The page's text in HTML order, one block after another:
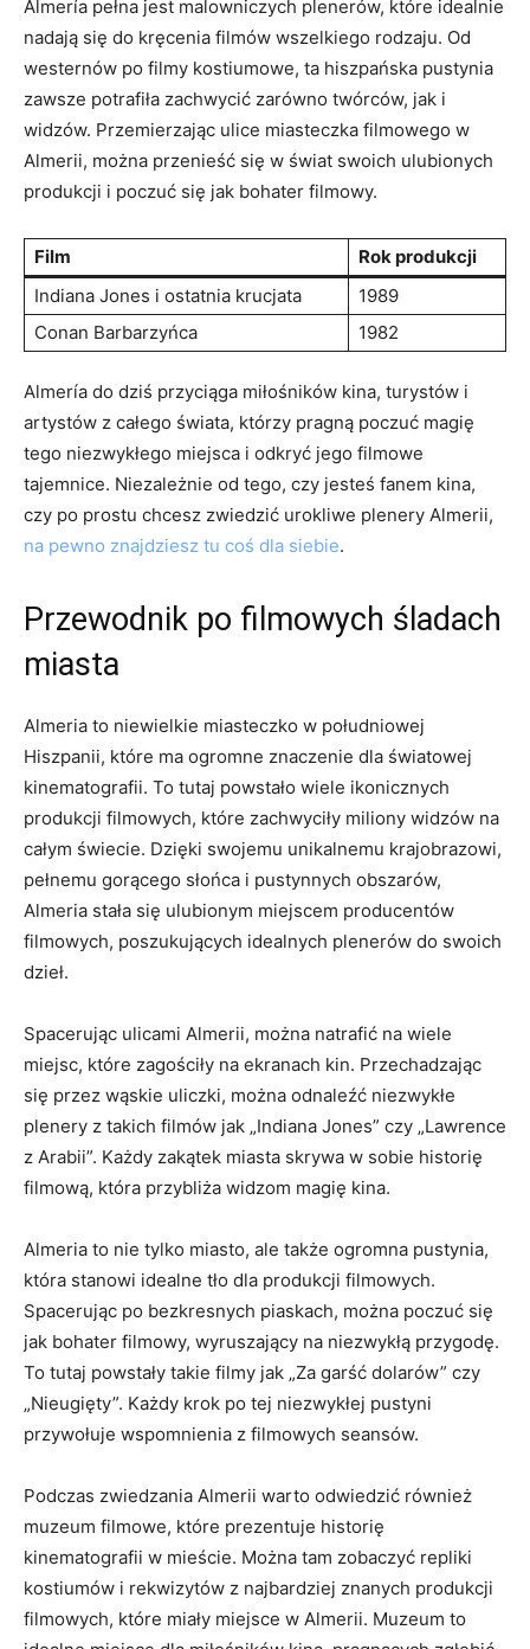
Almería pełna ⁣jest ⁤malowniczych​ plenerów, które idealnie
nadają ⁢się do​ kręcenia⁢ filmów wszelkiego rodzaju. Od
westernów po filmy‍ kostiumowe, ta hiszpańska pustynia
zawsze potrafiła zachwycić zarówno twórców, jak i
widzów. Przemierzając ulice miasteczka filmowego w​
Almerii, można przenieść się ⁣w świat swoich ulubionych
produkcji i poczuć się jak bohater filmowy.
Film
Rok produkcji
Indiana Jones i ostatnia krucjata
1989
Conan Barbarzyńca
1982
Almería do dziś przyciąga miłośników ⁤kina, turystów i
artystów z całego świata, którzy pragną poczuć magię
tego niezwykłego miejsca i odkryć jego filmowe
tajemnice. Niezależnie od tego, czy jesteś fanem kina,
czy po ‍prostu chcesz zwiedzić urokliwe plenery Almerii,
na pewno znajdziesz tu coś dla siebie.
Przewodnik po filmowych śladach​
miasta
Almeria to niewielkie miasteczko ‍w południowej
Hiszpanii, które ma ogromne znaczenie dla światowej
kinematografii. To tutaj powstało wiele ikonicznych
produkcji filmowych, które zachwyciły ​miliony widzów na
całym świecie.‍ Dzięki⁣ swojemu unikalnemu krajobrazowi,
pełnemu gorącego słońca ​i pustynnych obszarów,
Almeria stała się ulubionym miejscem producentów
filmowych, poszukujących idealnych ‍plenerów do swoich⁤
dzieł.
Spacerując ulicami Almerii, można natrafić na wiele⁢
miejsc, które zagościły⁤ na ekranach kin. Przechadzając
się przez wąskie uliczki, można odnaleźć niezwykłe
plenery z takich ⁣filmów jak „Indiana Jones” czy „Lawrence
z Arabii”. Każdy ⁣zakątek miasta skrywa w sobie historię
filmową, ⁢która przybliża widzom magię⁣ kina.
Almeria ‌to nie tylko miasto, ale‍ także ogromna pustynia,
która stanowi idealne tło dla produkcji filmowych.
Spacerując po bezkresnych piaskach, można poczuć się
jak bohater filmowy, wyruszający na niezwykłą‍ przygodę.
To tutaj powstały takie filmy jak „Za garść ⁢dolarów” czy
„Nieugięty”. ⁢Każdy krok po tej niezwykłej pustyni
przywołuje wspomnienia ‍z ‌filmowych seansów.
Podczas zwiedzania Almerii warto odwiedzić również
⁢muzeum filmowe, ‌które prezentuje​ historię
kinematografii w mieście. Można tam zobaczyć repliki
kostiumów i rekwizytów z ‍najbardziej znanych produkcji
⁣filmowych, które miały miejsce w Almerii. Muzeum to